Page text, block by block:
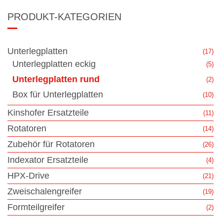
PRODUKT-KATEGORIEN
Unterlegplatten (17)
Unterlegplatten eckig (5)
Unterlegplatten rund (2)
Box für Unterlegplatten (10)
Kinshofer Ersatzteile (11)
Rotatoren (14)
Zubehör für Rotatoren (26)
Indexator Ersatzteile (4)
HPX-Drive (21)
Zweischalengreifer (19)
Formteilgreifer (2)